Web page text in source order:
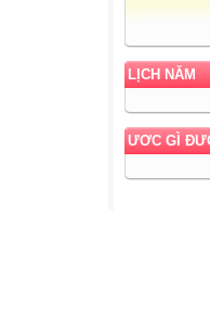
LỊCH NĂM
ƯƠC GÌ